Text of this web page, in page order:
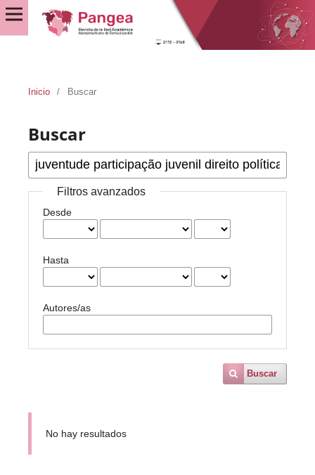
Inicio / Buscar
Buscar
Filtros avanzados
Desde
Hasta
Autores/as
Buscar
No hay resultados